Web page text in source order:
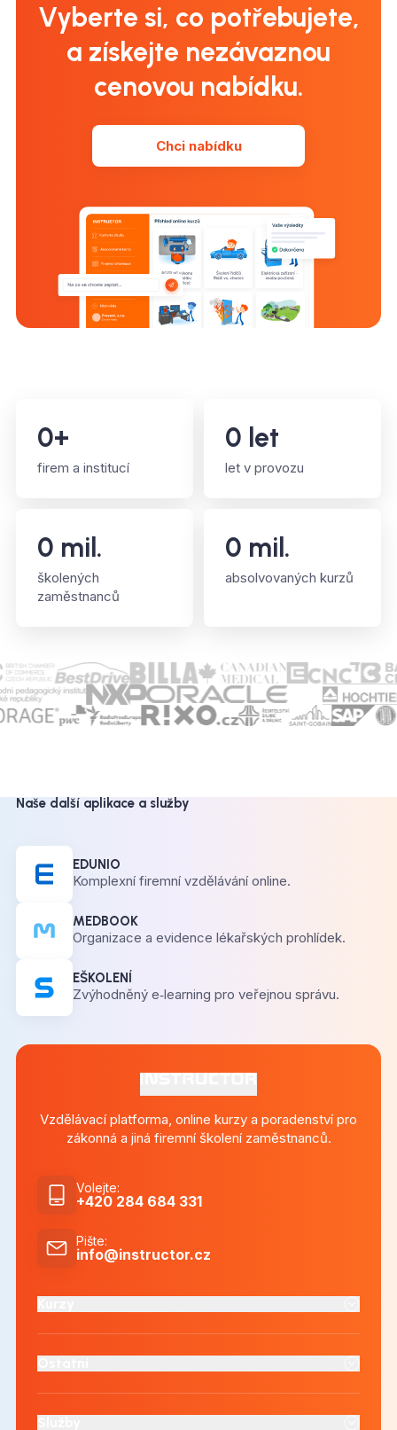
Vyberte si, co potřebujete,
a získejte nezávaznou
cenovou nabídku.
Chci nabídku
0+
firem a institucí
0 let
let v provozu
0 mil.
školených
zaměstnanců
0 mil.
absolvovaných kurzů
Naše další aplikace a služby
EDUNIO
Komplexní firemní vzdělávání online.
MEDBOOK
Organizace a evidence lékařských prohlídek.
EŠKOLENÍ
Zvýhodněný e‑learning pro veřejnou správu.
Vzdělávací platforma, online kurzy a poradenství pro
zákonná a jiná firemní školení zaměstnanců.
Volejte:
+420 284 684 331
Pište:
info@instructor.cz